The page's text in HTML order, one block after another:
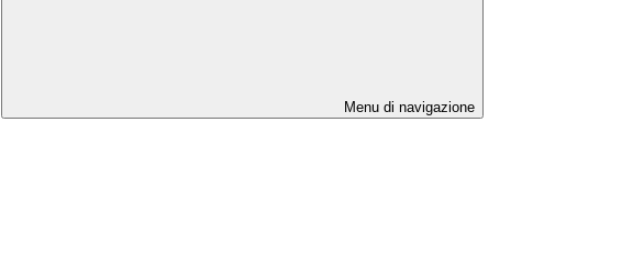
Menu di navigazione